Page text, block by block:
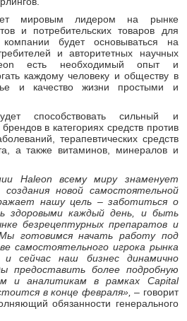
мировым лидером на рынке
и потребительских товаров для
компании будет основываться на
и авторитетных научных
есть необходимый опыт и
каждому человеку и обществу в
и качество жизни простыми и
способствовать сильный и
в категориях средств против
терапевтических средств
а также витаминов, минералов и
Haleon всему миру знаменует
новой самостоятельной
нашу цель – заботиться о
здоровыми каждый день,
и быть
безрецептурных препаратов и
готовимся начать работу под
самостоятельного игрока рынка
сейчас наш бизнес динамично
предоставить более подробную
и аналитикам в рамках Capital
в конце февраля», – говорит
обязанности генерального